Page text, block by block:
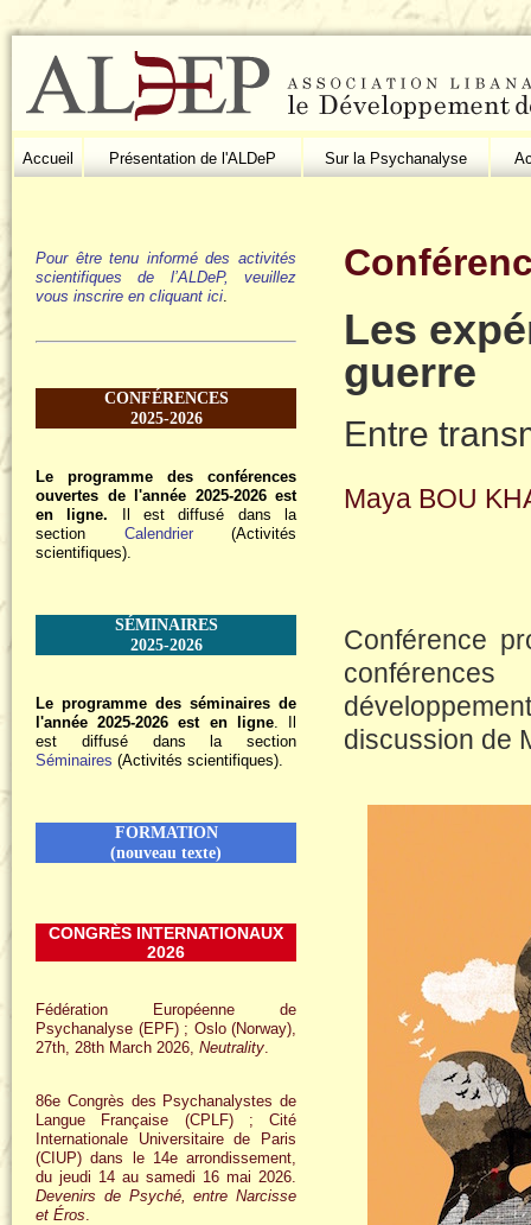
Accueil Présentation de l'ALDeP Sur la Psychanalyse
Pour être tenu informé des activités
scientifiques de l’ALDeP, veuillez
vous inscrire en cliquant ici.
CONFÉRENCES
2025-2026
Le programme des conférences
ouvertes de l'année 2025-2026 est
en ligne. Il est diffusé dans la
section Calendrier(Activités
scientifiques).
SÉMINAIRES
2025-2026
Le programme des séminaires de
l'année 2025-2026 est en ligne. Il
est diffusé dans la section
Séminaires (Activités scientifiques).
FORMATION
(nouveau texte)
CONGRÈS INTERNATIONAUX
2026
Fédération Européenne de
Psychanalyse (EPF) ; Oslo (Norway),
27th, 28th March 2026, Neutrality
86e Congrès des Psychanalystes de
Langue Française (CPLF) ; Cité
Internationale Universitaire de Paris
(CIUP) dans le 14e arrondissement,
du jeudi 14 au samedi 16 mai 2026.
Devenirs de Psyché, entre Narcisse
et Éros
Les
guerre
Entre
Maya BOU
Conférence
discussion de